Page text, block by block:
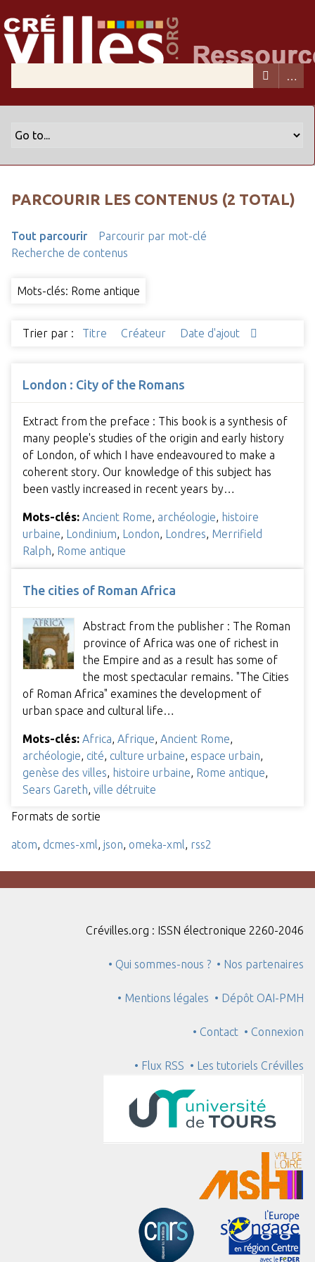
PARCOURIR LES CONTENUS (2 TOTAL)
Tout parcourir
Parcourir par mot-clé
Recherche de contenus
Mots-clés: Rome antique
Trier par : Titre Créateur Date d'ajout
London : City of the Romans
Extract from the preface : This book is a synthesis of
many people's studies of the origin and early history
of London, of which I have endeavoured to make a
coherent story. Our knowledge of this subject has
been vastly increased in recent years by…
Mots-clés: Ancient Rome archéologie
histoire
urbaine Londinium London Londres Merrifield
Ralph Rome antique
The cities of Roman Africa
Abstract from the publisher : The Roman
province of Africa was one of richest in
the Empire and as a result has some of
the most spectacular remains. "The Cities
of Roman Africa" examines the development of
urban space and cultural life…
Mots-clés: Africa, Afrique, Ancient Rome,
archéologie, cité, culture urbaine, espace urbain,
genèse des villes, histoire urbaine, Rome antique,
Sears Gareth, ville détruite
Formats de sortie
atom, dcmes-xml, json, omeka-xml, rss2
Crévilles.org : ISSN électronique 2260-2046
• Qui sommes-nous ? • Nos partenaires
• Mentions légales • Dépôt OAI-PMH
• Contact • Connexion
• Flux RSS • Les tutoriels Crévilles